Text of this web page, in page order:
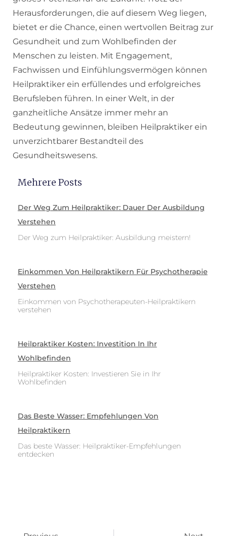
Herausforderungen, die auf diesem Weg liegen,
bietet er die Chance, einen wertvollen Beitrag zur
Gesundheit und zum Wohlbefinden der
Menschen zu leisten. Mit Engagement,
Fachwissen und Einfühlungsvermögen können
Heilpraktiker ein erfüllendes und erfolgreiches
Berufsleben führen. In einer Welt, in der
ganzheitliche Ansätze immer mehr an
Bedeutung gewinnen, bleiben Heilpraktiker ein
unverzichtbarer Bestandteil des
Gesundheitswesens.
Mehrere Posts
Der Weg Zum Heilpraktiker: Dauer Der Ausbildung
Verstehen
Der Weg zum Heilpraktiker: Ausbildung meistern!
Einkommen Von Heilpraktikern Für Psychotherapie
Verstehen
Einkommen von Psychotherapeuten-Heilpraktikern
verstehen
Heilpraktiker Kosten: Investition In Ihr
Wohlbefinden
Heilpraktiker Kosten: Investieren Sie in Ihr
Wohlbefinden
Das Beste Wasser: Empfehlungen Von
Heilpraktikern
Das beste Wasser: Heilpraktiker-Empfehlungen
entdecken